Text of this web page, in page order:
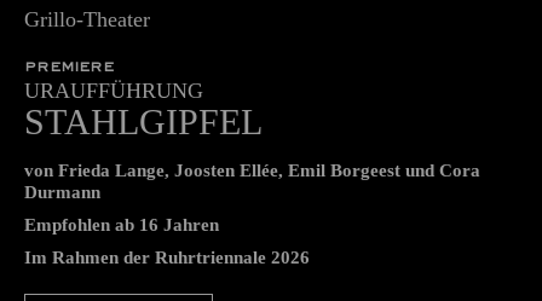
Grillo-Theater
PREMIERE
URAUFFÜHRUNG
STAHLGIPFEL
von Frieda Lange, Joosten Ellée, Emil Borgeest und Cora
Durmann
Empfohlen ab 16 Jahren
Im Rahmen der Ruhrtriennale 2026